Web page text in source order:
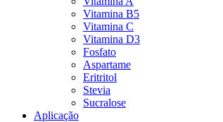
Vitamina B5
Vitamina C
Vitamina D3
Fosfato
Aspartame
Eritritol
Stevia
Sucralose
Aplicação